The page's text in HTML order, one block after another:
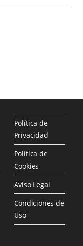
Política de
Privacidad
Política de
Cookies
Aviso Legal
Condiciones de
Uso